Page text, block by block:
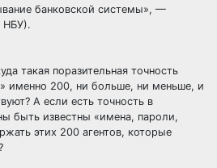
банковской системы», —
НБУ).
такая поразительная точность
именно 200, ни больше, ни меньше, и
А если есть точность в
быть известны «имена, пароли,
этих 200 агентов, которые